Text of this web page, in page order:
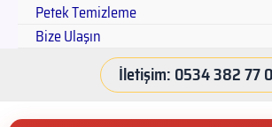
Petek Temizleme
Bize Ulaşın
İletişim: 0534 382 77